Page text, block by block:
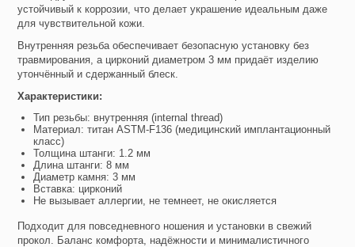
устойчивый к коррозии, что делает украшение идеальным даже
для чувствительной кожи.
Внутренняя резьба обеспечивает безопасную установку без
травмирования, а цирконий диаметром 3 мм придаёт изделию
утончённый и сдержанный блеск.
Характеристики:
Тип резьбы: внутренняя (internal thread)
Материал: титан ASTM-F136 (медицинский имплантационный
класс)
Толщина штанги: 1.2 мм
Длина штанги: 8 мм
Диаметр камня: 3 мм
Вставка: цирконий
Не вызывает аллергии, не темнеет, не окисляется
Подходит для повседневного ношения и установки в свежий
прокол. Баланс комфорта, надёжности и минималистичного